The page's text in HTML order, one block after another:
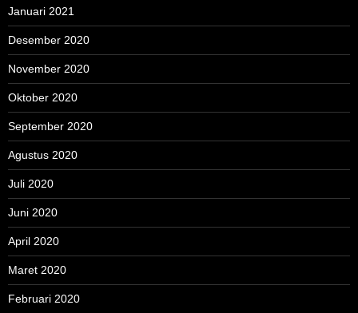
Januari 2021
Desember 2020
November 2020
Oktober 2020
September 2020
Agustus 2020
Juli 2020
Juni 2020
April 2020
Maret 2020
Februari 2020